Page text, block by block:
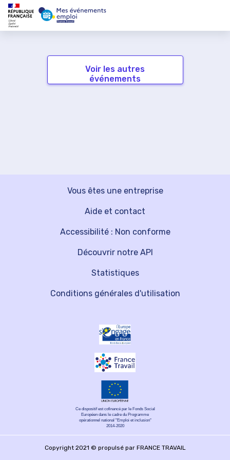
Voir les autres
événements
Vous êtes une entreprise
Découvrir notre API
Aide et contact
Statistiques
Accessibilité : Non conforme
Conditions générales d'utilisation
Ce dispositif est cofinancé par le Fonds Social
Européen dans le cadre du Programme
opérationnel national "Emploi et inclusion"
2014-2020
Copyright 2021 © propulsé par FRANCE TRAVAIL